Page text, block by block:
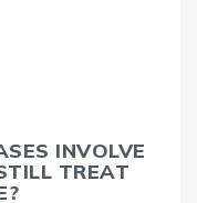
INVOLVE
TREAT